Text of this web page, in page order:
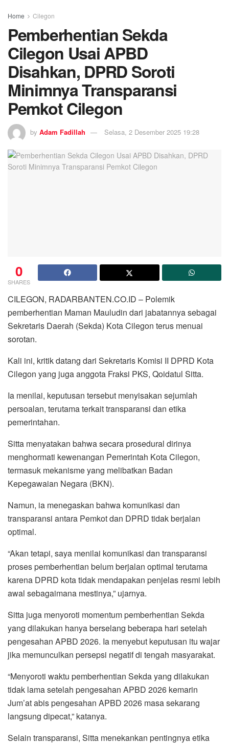
Home Cilegon
Pemberhentian Sekda
Cilegon Usai APBD
Disahkan, DPRD Soroti
Minimnya Transparansi
Pemkot Cilegon
by Adam Fadillah Selasa, 2 Desember 2025 19:28
0
SHARES
CILEGON, RADARBANTEN.CO.ID – Polemik
pemberhentian Maman Mauludin dari jabatannya sebagai
Sekretaris Daerah (Sekda) Kota Cilegon terus menuai
sorotan.
Kali ini, kritik datang dari Sekretaris Komisi II DPRD Kota
Cilegon yang juga anggota Fraksi PKS, Qoidatul Sitta.
Ia menilai, keputusan tersebut menyisakan sejumlah
persoalan, terutama terkait transparansi dan etika
pemerintahan.
Sitta menyatakan bahwa secara prosedural dirinya
menghormati kewenangan Pemerintah Kota Cilegon,
termasuk mekanisme yang melibatkan Badan
Kepegawaian Negara (BKN).
Namun, ia menegaskan bahwa komunikasi dan
transparansi antara Pemkot dan DPRD tidak berjalan
optimal.
“Akan tetapi, saya menilai komunikasi dan transparansi
proses pemberhentian belum berjalan optimal terutama
karena DPRD kota tidak mendapakan penjelas resmi lebih
awal sebagaimana mestinya,” ujarnya.
Sitta juga menyoroti momentum pemberhentian Sekda
yang dilakukan hanya berselang beberapa hari setelah
pengesahan APBD 2026. Ia menyebut keputusan itu wajar
jika memunculkan persepsi negatif di tengah masyarakat.
“Menyoroti waktu pemberhentian Sekda yang dilakukan
tidak lama setelah pengesahan APBD 2026 kemarin
Jum’at abis pengesahan APBD 2026 masa sekarang
langsung dipecat,” katanya.
Selain transparansi, Sitta menekankan pentingnya etika